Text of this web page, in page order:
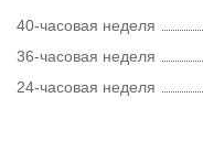
40-часовая неделя
36-часовая неделя
24-часовая неделя